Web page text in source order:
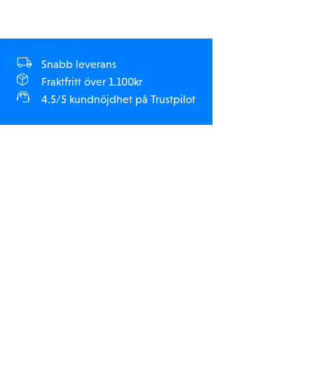
Snabb leverans
Fraktfritt över 1.100kr
4.5/5 kundnöjdhet på Trustpilot